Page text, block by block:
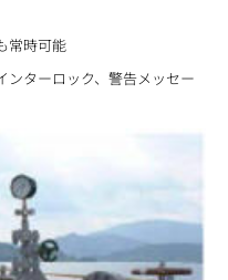
常時可能
ターロック、警告メッセー